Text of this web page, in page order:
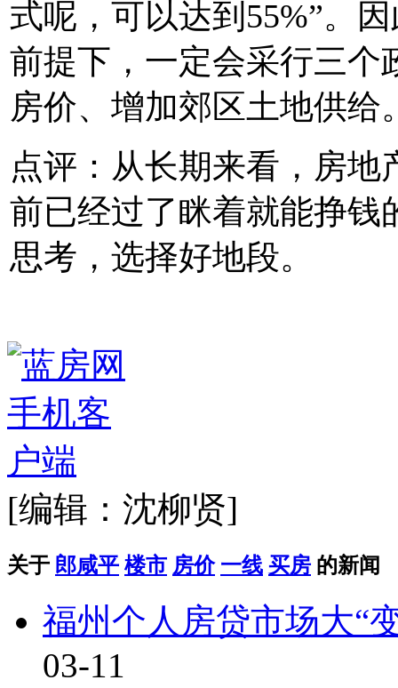
式呢，可以达到55%”。
前提下，一定会采行三个
房价、增加郊区土地供给
点评：从长期来看，房
前已经过了眯着就能挣钱
思考，选择好地段。
[编辑：沈柳贤]
关于 郎咸平 楼市 房价 一线 买房 的新闻
福州个人房贷市场大“
03-11